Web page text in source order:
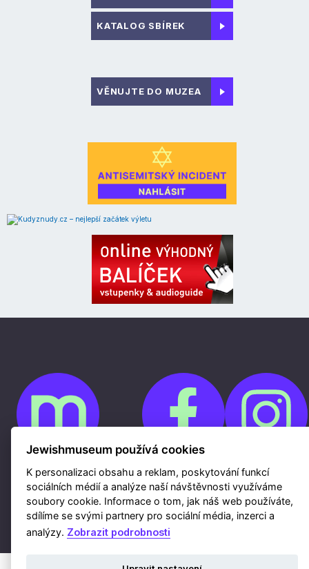
KATALOG SBÍREK
VĚNUJTE DO MUZEA
Cookies
Ochrana osobních údajů
Whistleblowing
Kontakty
Mapa webu
Webdesign a hosting Nux s.r.o.
Jewishmuseum používá cookies
K personalizaci obsahu a reklam, poskytování funkcí
sociálních médií a analýze naší návštěvnosti využíváme
soubory cookie. Informace o tom, jak náš web používáte,
sdílíme se svými partnery pro sociální média, inzerci a
analýzy. Zobrazit podrobnosti